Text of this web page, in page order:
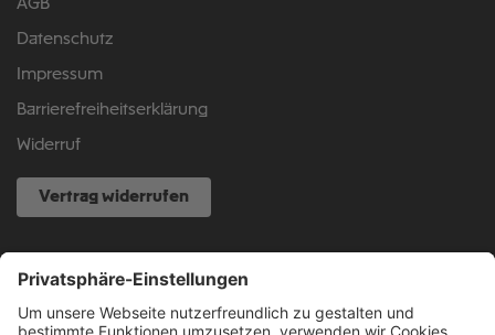
AGB
Datenschutz
Impressum
Barrierefreiheitserklärung
Widerruf
Vertrag widerrufen
NOCH FRAGEN?